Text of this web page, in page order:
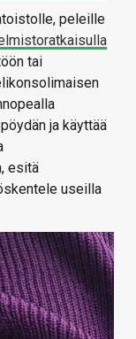
peleille
tai
ja käyttää
esitä
useilla